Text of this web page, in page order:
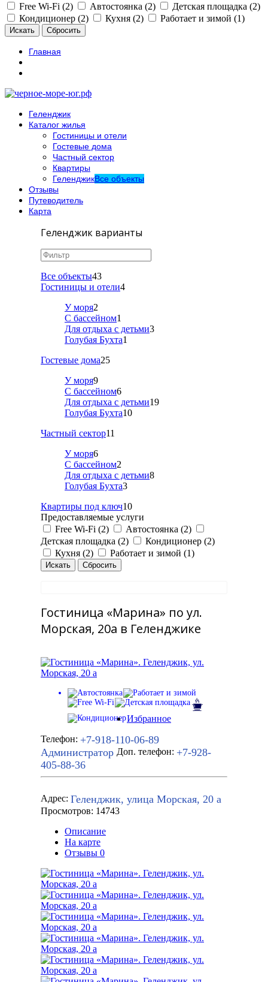
Free Wi-Fi (2)
Автостоянка (2)
Детская площадка (2)
Кондиционер (2)
Кухня (2) Работает и зимой (1)
Главная
Геленджик
Каталог жилья
Гостиницы и отели
Гостевые дома
Частный сектор
Квартиры
ГеленджикВсе объекты
Отзывы
Путеводитель
Карта
Геленджик варианты
Все объекты43
Гостиницы и отели4
У моря2
С бассейном1
Для отдыха с детьми3
Голубая Бухта1
Гостевые дома25
У моря9
С бассейном6
Для отдыха с детьми19
Голубая Бухта10
Частный сектор11
У моря6
С бассейном2
Для отдыха с детьми8
Голубая Бухта3
Квартиры под ключ10
Предоставляемые услуги
Free Wi-Fi (2)
Автостоянка (2)
Детская площадка (2)
Кондиционер (2)
Кухня (2)
Работает и зимой (1)
Гостиница «Марина» по ул.
Морская, 20а в Геленджике
Избранное
Телефон: +7-918-110-06-89
Администратор Доп. телефон: +7-928-
405-88-36
Адрес: Геленджик, улица Морская, 20 а
Просмотров: 14743
Описание
На карте
Отзывы 0